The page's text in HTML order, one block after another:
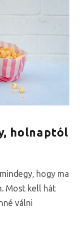
holnaptól
hogy ma
Most kell hát
válni